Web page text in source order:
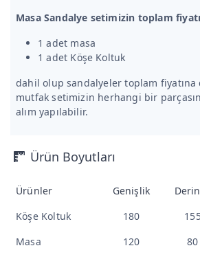
Masa Sandalye setimizin toplam
1 adet masa
1 adet Köşe Koltuk
dahil olup sandalyeler toplam
mutfak setimizin herhangi bir
alım yapılabilir.
Ürün Boyutları
Ürünler Genişlik
Köşe Koltuk
180
Masa
120 80